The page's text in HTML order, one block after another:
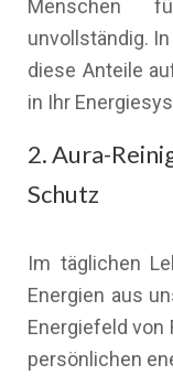
Menschen
unvollständig.
diese Anteile
in Ihr
2. Aura-
Schutz
Im täglichen
Energien aus
Energiefeld von
persönlichen